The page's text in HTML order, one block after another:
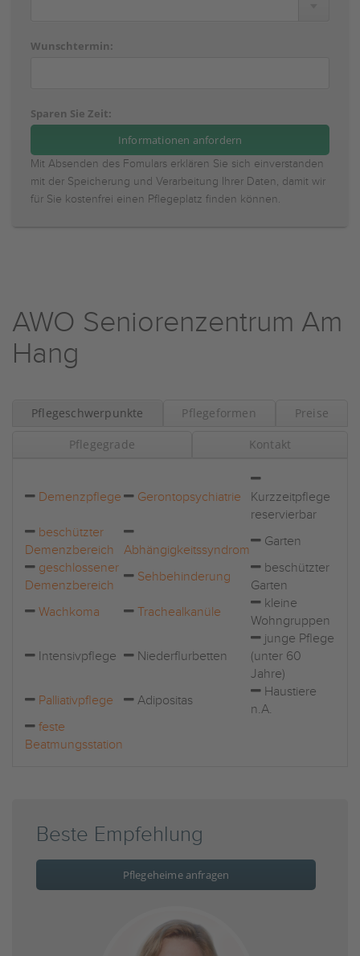
Wunschtermin:
Sparen Sie Zeit:
Mit Absenden des Fomulars erklären Sie sich einverstanden
mit der Speicherung und Verarbeitung Ihrer Daten, damit wir
für Sie kostenfrei einen Pflegeplatz finden können.
AWO Seniorenzentrum Am
Hang
Pflegeschwerpunkte Pflegeformen Preise
Pflegegrade Kontakt
Demenzpflege Gerontopsychiatrie
Kurzzeitpflege
reservierbar
beschützter
Demenzbereich
Abhängigkeitssyndrom
Garten
geschlossener
Demenzbereich
Sehbehinderung
beschützter
Garten
Wachkoma
Trachealkanüle
kleine
Wohngruppen
Intensivpflege Niederflurbetten
junge Pflege
(unter 60
Jahre)
Palliativpflege
Adipositas
Haustiere
n.A.
feste
Beatmungsstation
Beste Empfehlung
Pflegeheime anfragen